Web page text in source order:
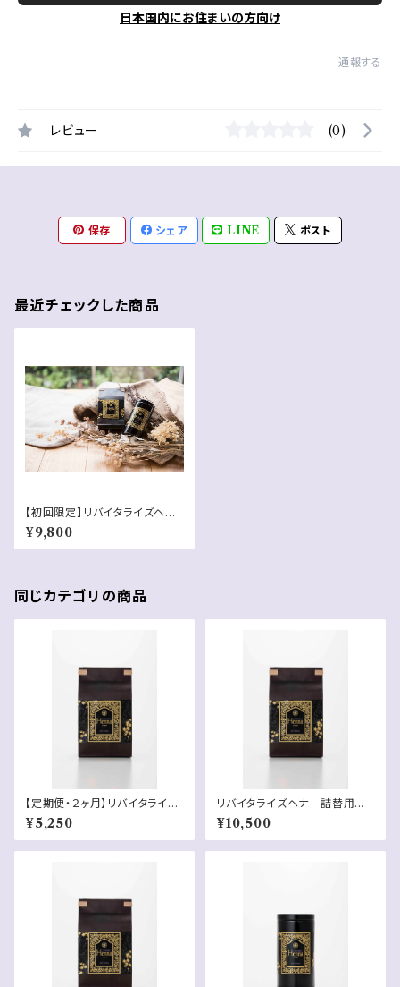
日本国内にお住まいの方向け
通報する
レビュー (0)
保存 シェア LINE ポスト
最近チェックした商品
【初回限定】リバイタライズヘ
ナ 缶＋詰替用袋セット 150g
x2
¥9,800
同じカテゴリの商品
【定期便・２ヶ月】リバイタライズ
ヘナ 詰替用
¥5,250
リバイタライズヘナ 詰替用セッ
ト 袋 150g x2
¥10,500